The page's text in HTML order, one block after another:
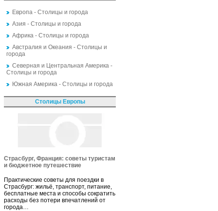
Европа - Столицы и города
Азия - Столицы и города
Африка - Столицы и города
Австралия и Океания - Столицы и
города
Северная и Центральная Америка -
Столицы и города
Южная Америка - Столицы и города
Столицы Европы
Страсбург, Франция: советы туристам
и бюджетное путешествие
Практические советы для поездки в
Страсбург: жильё, транспорт, питание,
бесплатные места и способы сократить
расходы без потери впечатлений от
города…